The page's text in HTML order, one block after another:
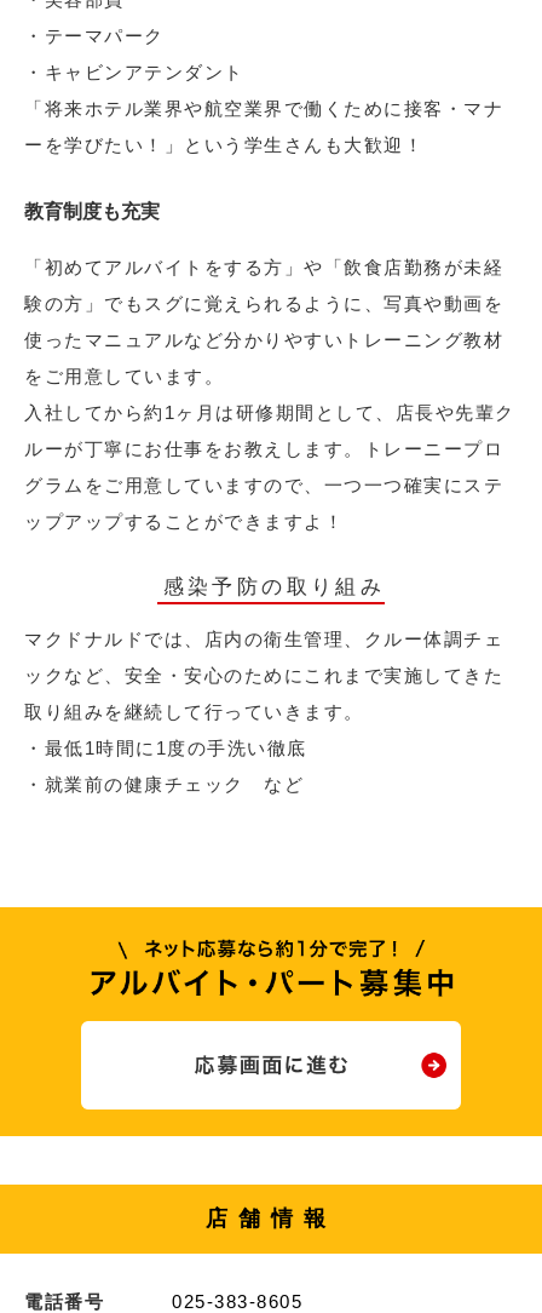
・テーマパーク
・キャビンアテンダント
「将来ホテル業界や航空業界で働くために接客・マナ
ーを学びたい！」という学生さんも大歓迎！
教育制度も充実
「初めてアルバイトをする方」や「飲食店勤務が未経
験の方」でもスグに覚えられるように、写真や動画を
使ったマニュアルなど分かりやすいトレーニング教材
をご用意しています。
入社してから約1ヶ月は研修期間として、店長や先輩ク
ルーが丁寧にお仕事をお教えします。トレーニープロ
グラムをご用意していますので、一つ一つ確実にステ
ップアップすることができますよ！
感染予防の取り組み
マクドナルドでは、店内の衛生管理、クルー体調チェ
ックなど、安全・安心のためにこれまで実施してきた
取り組みを継続して行っていきます。
・最低1時間に1度の手洗い徹底
・就業前の健康チェック など
店舗情報
電話番号 025-383-8605